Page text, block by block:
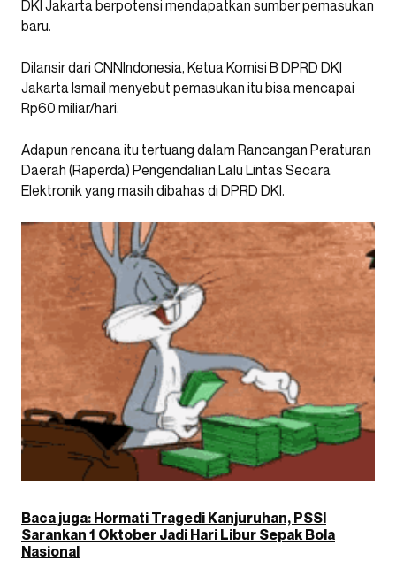
DKI Jakarta berpotensi mendapatkan sumber pemasukan
baru.
Dilansir dari CNNIndonesia, Ketua Komisi B DPRD DKI
Jakarta Ismail menyebut pemasukan itu bisa mencapai
Rp60 miliar/hari.
Adapun rencana itu tertuang dalam Rancangan Peraturan
Daerah (Raperda) Pengendalian Lalu Lintas Secara
Elektronik yang masih dibahas di DPRD DKI.
Baca juga: Hormati Tragedi Kanjuruhan, PSSI
Sarankan 1 Oktober Jadi Hari Libur Sepak Bola
Nasional